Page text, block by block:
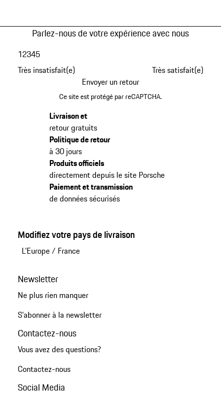
Parlez-nous de votre expérience avec nous
Très insatisfait(e)
12345
Très satisfait(e)
Envoyer un retour
Ce site est protégé par reCAPTCHA.
Livraison et
retour gratuits
Politique de retour
à 30 jours
Produits officiels
directement depuis le site Porsche
Paiement et transmission
de données sécurisés
Modifiez votre pays de livraison
L'Europe/ France
Newsletter
Ne plus rien manquer
S'abonner à la newsletter
Contactez-nous
Vous avez des questions?
Contactez-nous
Social Media